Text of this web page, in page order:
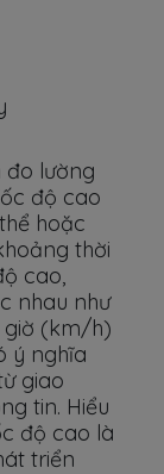
đo lường
độ cao
hoặc
thời
cao,
nhau như
giờ (km/h)
ý nghĩa
giao
tin. Hiểu
độ cao là
triển